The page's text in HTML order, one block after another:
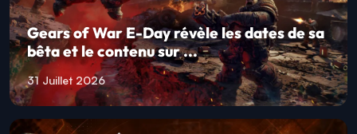
Gears of War E-Day révèle les dates de sa
bêta et le contenu sur ...
31 Juillet 2026